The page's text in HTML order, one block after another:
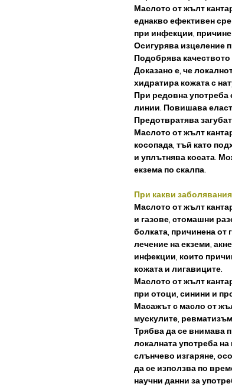
Маслото от жълт
еднакво ефективен
при инфекции,
Осигурява изцеление
Подобрява качеството
Доказано е, че
хидратира кожата с
При редовна употреба
линии. Повишава
Предотвратява
Маслото от жълт
косопада, тъй като
и уплътнява косата.
екзема по скалпа.
При какви
Маслото от жълт
и газове, стомашни
болката, причинена от
лечение на екземи,
инфекции, които
кожата и лигавиците.
Маслото от жълт
при отоци, синини и
Масажът с масло от
мускулите,
Трябва да се внимава
локалната употреба
слънчево изгаряне,
да се използва по
научни данни за